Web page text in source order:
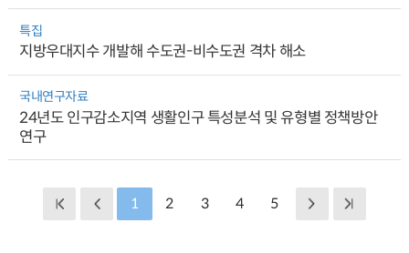
특집
지방우대지수 개발해 수도권-비수도권 격차 해소
국내연구자료
24년도 인구감소지역 생활인구 특성분석 및 유형별 정책방안
연구
1 2 3 4 5